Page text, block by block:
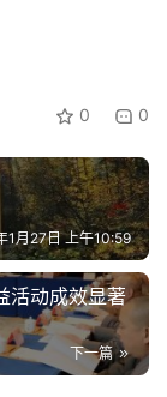
0 0
1月27日 上午10:59
活动成效显著
下一篇